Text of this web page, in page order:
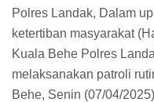
Polres Landak, Dalam
ketertiban masyarakat
Kuala Behe Polres
melaksanakan patroli
Behe, Senin (07/04/